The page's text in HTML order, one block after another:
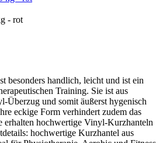
- rot
besonders handlich, leicht und ist ein
Training. Sie ist aus
Überzug und somit äußerst hygenisch
eckige Form verhindert zudem das
erhalten hochwertige Vinyl-Kurzhanteln
hochwertige Kurzhantel aus